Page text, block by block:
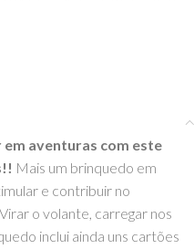
aventuras com este
Mais um brinquedo em
e contribuir no
o volante, carregar nos
inclui ainda uns cartões